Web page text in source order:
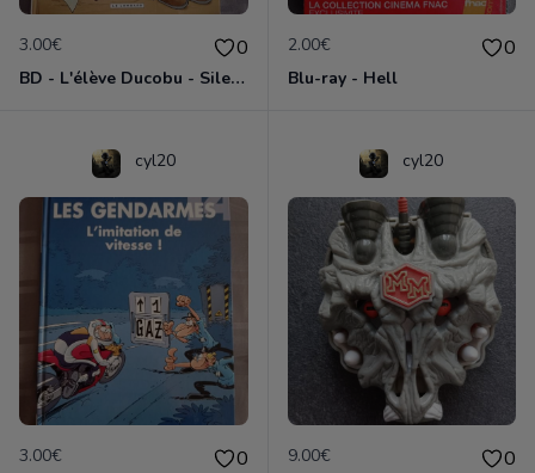
3.00€ 0
BD - L'élève Ducobu - Silence, on copie
2.00€ 0
Blu-ray - Hell
cyl20
3.00€ 0
cyl20
9.00€ 0